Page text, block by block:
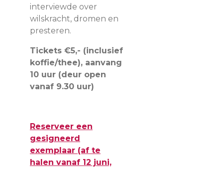
interviewde over
wilskracht, dromen en
presteren.
Tickets €5,- (inclusief
koffie/thee), aanvang
10 uur (deur open
vanaf 9.30 uur)
Reserveer een
gesigneerd
exemplaar (af te
halen vanaf 12 juni,